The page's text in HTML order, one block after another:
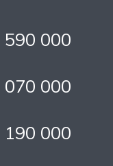
590 000
070 000
190 000